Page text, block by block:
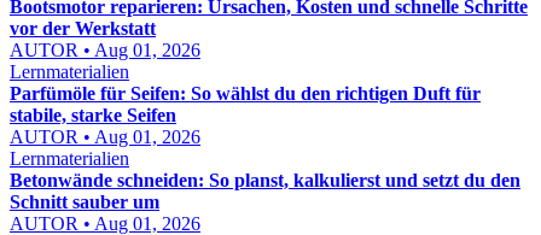
Bootsmotor reparieren: Ursachen, Kosten und schnelle Schritte
vor der Werkstatt
AUTOR • Aug 01, 2026
Lernmaterialien
Parfümöle für Seifen: So wählst du den richtigen Duft für
stabile, starke Seifen
AUTOR • Aug 01, 2026
Lernmaterialien
Betonwände schneiden: So planst, kalkulierst und setzt du den
Schnitt sauber um
AUTOR • Aug 01, 2026